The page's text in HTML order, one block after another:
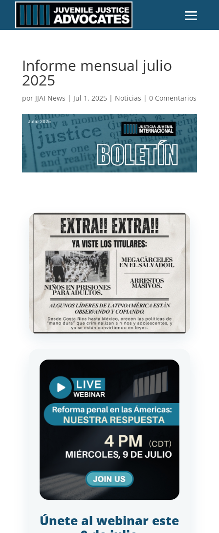
Informe mensual julio
2025
por JJAI News | Jul 1, 2025| Noticias | 0 Comentarios
Únete al webinar este